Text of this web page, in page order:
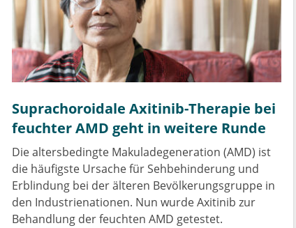
Suprachoroidale Axitinib-Therapie bei
feuchter AMD geht in weitere Runde
Die altersbedingte Makuladegeneration (AMD) ist
die häufigste Ursache für Sehbehinderung und
Erblindung bei der älteren Bevölkerungsgruppe in
den Industrienationen. Nun wurde Axitinib zur
Behandlung der feuchten AMD getestet.